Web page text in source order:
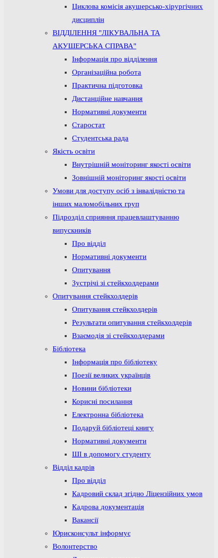
Циклова комісія акушерсько-хірургічних
дисциплін
ВІДДІЛЕННЯ "ЛІКУВАЛЬНА ТА
АКУШЕРСЬКА СПРАВА"
Інформація про відділення
Організаційна робота
Практична підготовка
Дистанційне навчання
Нормативні документи
Старостат
Студентська рада
Якість освіти
Внутрішній моніторинг якості освіти
Зовнішній моніторинг якості освіти
Умови для доступу осіб з інвалідністю та
інших маломобільних груп
Підрозділ сприяння працевлаштуванню
випускників
Про відділ
Нормативні документи
Опитування
Зустрічі зі стейкхолдерами
Опитування стейкхолдерів
Опитування стейкхолдерів
Результати опитування стейкхолдерів
Взаємодія зі стейкхолдерами
Бібліотека
Інформація про бібліотеку
Поезії великих українців
Новини бібліотеки
Корисні посилання
Електронна бібліотека
Подаруй бібліотеці книгу
Нормативні документи
ШІ в допомогу студенту
Відділ кадрів
Про відділ
Кадровий склад згідно Ліцензійних умов
Кадрова документація
Вакансії
Юрисконсульт інформує
Волонтерство